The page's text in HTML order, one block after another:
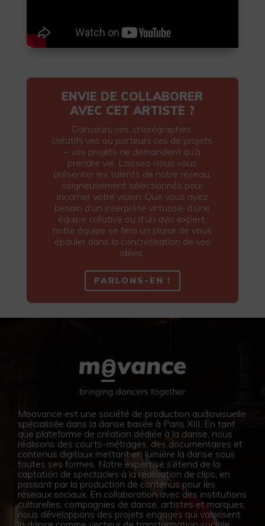
ENVIE DE COLLABORER
AVEC CET ARTISTE ?
Danseurs·ses, chorégraphes,
créatifs·ves ou porteurs·ses de projets
– vos projets ne demandent qu’à
prendre vie. Laissez-nous vous
présenter les talents de notre réseau,
soigneusement sélectionnés pour
incarner votre vision. Que vous ayez
besoin d’un interprète virtuose, d’une
équipe créative ou d’un avis expert,
notre équipe se fera un plaisir de vous
épauler dans la concrétisation de vos
idées.
PARLONS-EN !
Moovance est une société de production audiovisuelle
spécialisée dans la danse basée à Paris XIII. En tant
que plateforme de création dédiée à la danse, nous
réalisons des courts-métrages, des documentaires et
contenus digitaux mettant en lumière la danse sous
toutes ses formes. Notre expertise s’étend de la
captation de spectacles à la réalisation de clips, en
passant par la production de contenus pour les
réseaux sociaux. En collaboration avec des institutions
culturelles, compagnies de danse, artistes et marques,
nous développons des projets engagés qui valorisent